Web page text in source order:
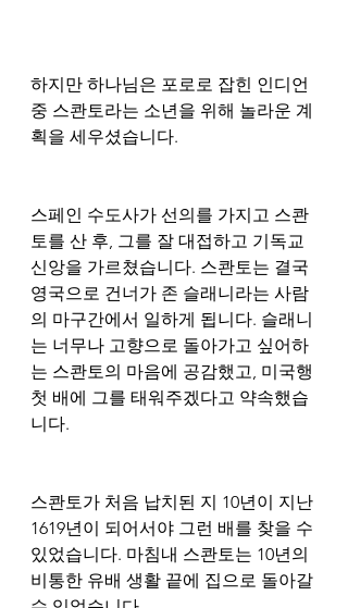
하지만 하나님은 포로로 잡힌 인디언
중 스콴토라는 소년을 위해 놀라운 계
획을 세우셨습니다.
스페인 수도사가 선의를 가지고 스콴
토를 산 후, 그를 잘 대접하고 기독교
신앙을 가르쳤습니다. 스콴토는 결국
영국으로 건너가 존 슬래니라는 사람
의 마구간에서 일하게 됩니다. 슬래니
는 너무나 고향으로 돌아가고 싶어하
는 스콴토의 마음에 공감했고, 미국행
첫 배에 그를 태워주겠다고 약속했습
니다.
스콴토가 처음 납치된 지 10년이 지난
1619년이 되어서야 그런 배를 찾을 수
있었습니다. 마침내 스콴토는 10년의
비통한 유배 생활 끝에 집으로 돌아갈